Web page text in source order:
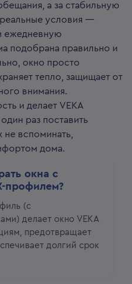
а за стабильную
условия —
ежедневную
подобрана правильно и
окно просто
тепло, защищает от
внимания.
и делает VEKA
раз поставить
не вспоминать,
дома.
окна с
профилем?
(с
делает окно VEKA
предотвращает
долгий срок